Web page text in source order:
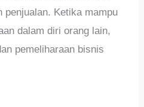
penjualan. Ketika mampu
dalam diri orang lain,
pemeliharaan bisnis